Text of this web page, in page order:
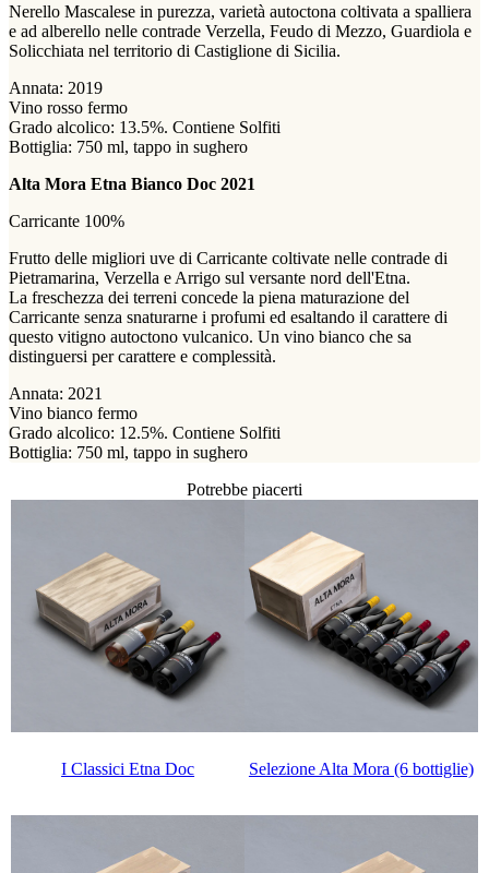
Nerello Mascalese in purezza, varietà autoctona coltivata a spalliera
e ad alberello nelle contrade Verzella, Feudo di Mezzo, Guardiola e
Solicchiata nel territorio di Castiglione di Sicilia.
Annata: 2019
Vino rosso fermo
Grado alcolico: 13.5%. Contiene Solfiti
Bottiglia: 750 ml, tappo in sughero
Alta Mora Etna Bianco Doc 2021
Carricante 100%
Frutto delle migliori uve di Carricante coltivate nelle contrade di
Pietramarina, Verzella e Arrigo sul versante nord dell'Etna.
La freschezza dei terreni concede la piena maturazione del
Carricante senza snaturarne i profumi ed esaltando il carattere di
questo vitigno autoctono vulcanico. Un vino bianco che sa
distinguersi per carattere e complessità.
Annata: 2021
Vino bianco fermo
Grado alcolico: 12.5%. Contiene Solfiti
Bottiglia: 750 ml, tappo in sughero
Potrebbe piacerti
I Classici Etna Doc Selezione Alta Mora (6 bottiglie)